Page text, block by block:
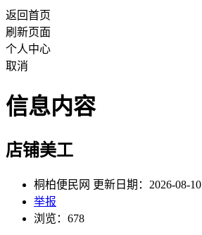
返回首页
刷新页面
个人中心
取消
信息内容
店铺美工
桐柏便民网 更新日期：2026-08-10
举报
浏览：678